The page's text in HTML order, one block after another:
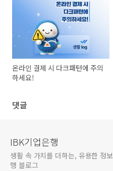
온라인 결제 시 다크패턴에 주의
하세요!
댓글
IBK기업은행
생활 속 가치를 더하는, 유용한 정
행 블로그